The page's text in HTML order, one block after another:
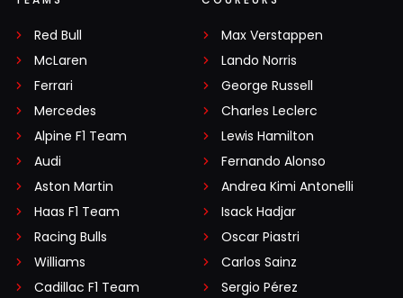
positief. Maar dat maakt hem nog niet zo goed als
klasse zien. Tot nu toe indrukwekkend in de beste auto by
far van het veld.
Hendrik Anckaert
10 juni 07:27
@diMontezemolo. Als je deze bewering wil hard maken,
dan had Kimi zijn Mercedes van vorig jaar veel beter
moeten plaatsen, dan dat hij toen deed. Max zette zijn
Red Bull
McLaren
Ferrari
Mercedes
Alpine F1 Team
Audi
Aston Martin
Haas F1 Team
Racing Bulls
Williams
Cadillac F1 Team
Max Verstappen
Lando Norris
George Russell
Charles Leclerc
Lewis Hamilton
Fernando Alonso
Andrea Kimi Antonelli
Isack Hadjar
Oscar Piastri
Carlos Sainz
Sergio Pérez